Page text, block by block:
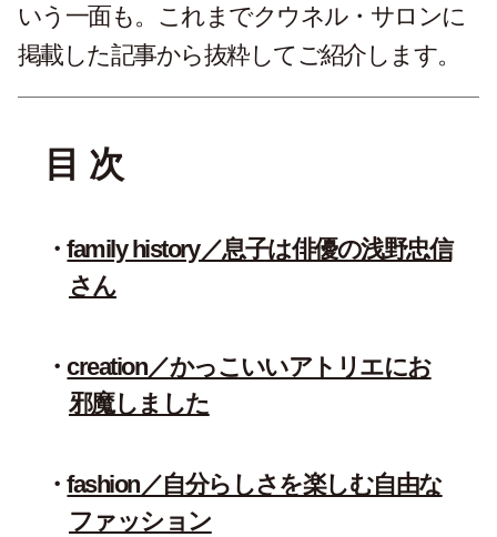
いう一面も。これまでクウネル・サロンに
掲載した記事から抜粋してご紹介します。
目 次
family history／息子は俳優の浅野忠信
さん
creation／かっこいいアトリエにお
邪魔しました
fashion／自分らしさを楽しむ自由な
ファッション